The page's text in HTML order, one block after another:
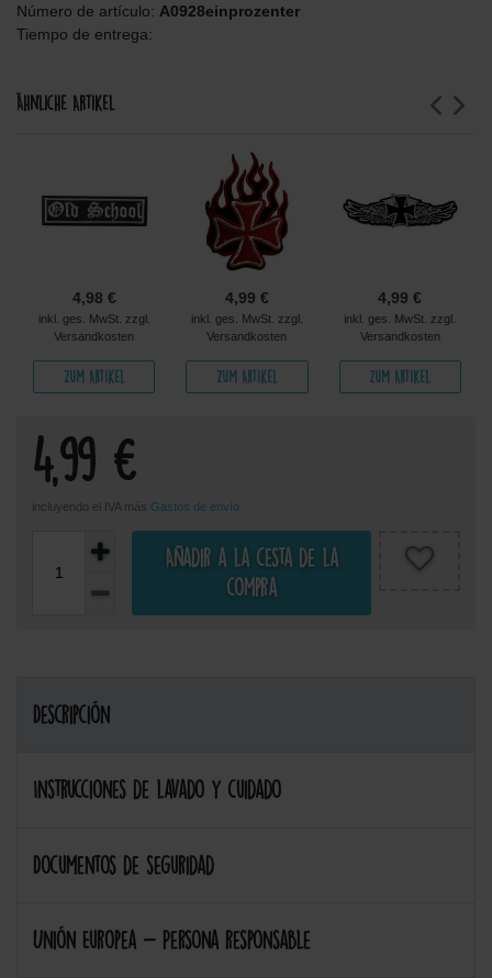
Número de artículo: A0928einprozenter
Tiempo de entrega:
Ähnliche Artikel
4,98 €
inkl. ges. MwSt. zzgl.
Versandkosten
Zum Artikel
4,99 €
inkl. ges. MwSt. zzgl.
Versandkosten
Zum Artikel
4,99 €
inkl. ges. MwSt. zzgl.
Versandkosten
Zum Artikel
4,99 €
incluyendo el IVA más Gastos de envío
Añadir a la cesta de la
compra
Descripción
Instrucciones de lavado y cuidado
Documentos de seguridad
Unión Europea - Persona responsable